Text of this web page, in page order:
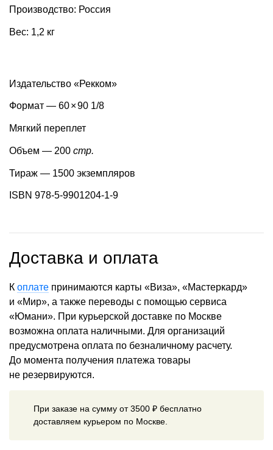
Производство: Россия
Вес: 1,2 кг
Издательство «Рекком»
Формат — 60×90 1/8
Мягкий переплет
Объем — 200 стр.
Тираж — 1500 экземпляров
ISBN 978-5-9901204-1-9
Доставка и оплата
К оплате принимаются карты «Виза», «Мастеркард»
и «Мир», а также переводы с помощью сервиса
«Юмани». При курьерской доставке по Москве
возможна оплата наличными. Для организаций
предусмотрена оплата по безналичному расчету.
До момента получения платежа товары
не резервируются.
При заказе на сумму от 3500 ₽ бесплатно
доставляем курьером по Москве.